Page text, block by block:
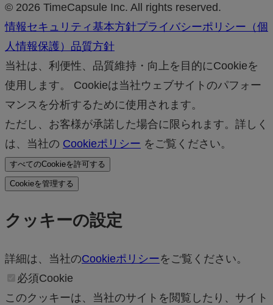
© 2026 TimeCapsule Inc. All rights reserved.
情報セキュリティ基本方針プライバシーポリシー（個
人情報保護） 品質方針
当社は、利便性、品質維持・向上を目的にCookieを
使用します。 Cookieは当社ウェブサイトのパフォー
マンスを分析するために使用されます。
ただし、お客様が承諾した場合に限られます。詳しく
は、当社の Cookieポリシー をご覧ください。
すべてのCookieを許可する
Cookieを管理する
クッキーの設定
詳細は、当社のCookieポリシーをご覧ください。
必須Cookie
このクッキーは、当社のサイトを閲覧したり、サイト